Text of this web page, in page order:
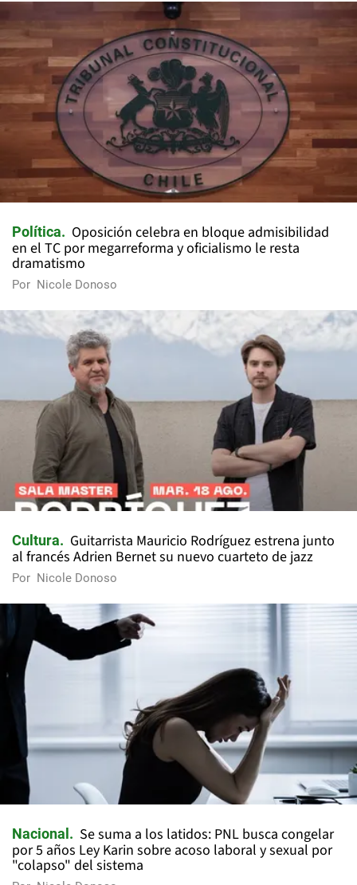
Política
Oposición celebra en bloque admisibilidad
en el TC por megarreforma y oficialismo le resta
dramatismo
Por Nicole Donoso
Cultura
Guitarrista Mauricio Rodríguez estrena junto
al francés Adrien Bernet su nuevo cuarteto de jazz
Por Nicole Donoso
Nacional
Se suma a los latidos: PNL busca congelar
por 5 años Ley Karin sobre acoso laboral y sexual por
"colapso" del sistema